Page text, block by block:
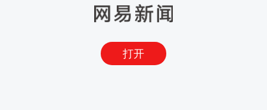
打开